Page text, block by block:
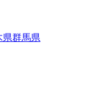
県群馬県